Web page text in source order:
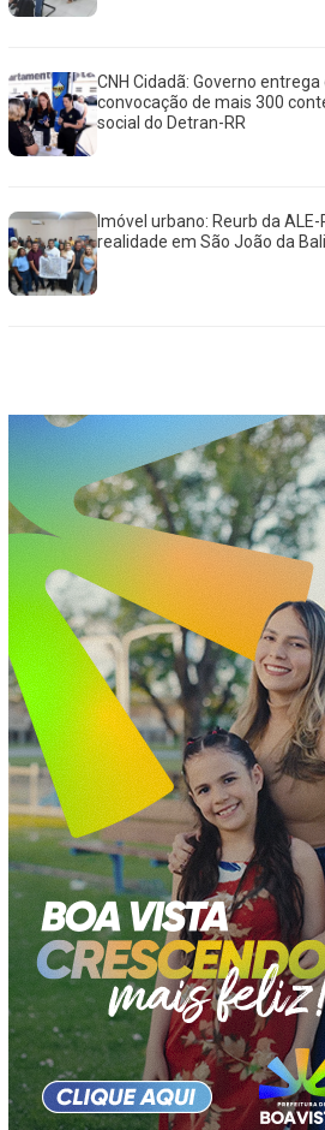
CNH Cidadã: Governo
convocação de mais 300
social do Detran-RR
Imóvel urbano: Reurb da
realidade em São João da